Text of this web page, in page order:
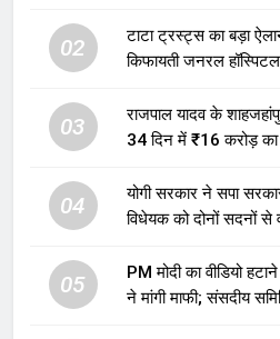
02
टाटा ट्रस्ट्स का बड़ा
किफायती जनरल
03
राजपाल यादव के
34 दिन में ₹16 करोड़ का
04
योगी सरकार ने सपा
विधेयक को दोनों सदनों से
05
PM मोदी का वीडियो
ने मांगी माफी; संसदीय